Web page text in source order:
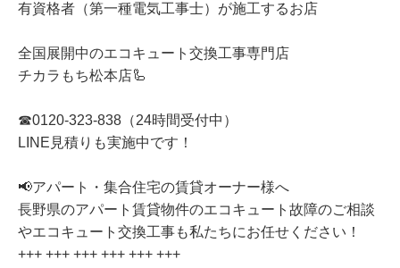
有資格者（第一種電気工事士）が施工するお店
全国展開中のエコキュート交換工事専門店
チカラもち松本店🦾
☎0120-323-838（24時間受付中）
LINE見積りも実施中です！
📢アパート・集合住宅の賃貸オーナー様へ
長野県のアパート賃貸物件のエコキュート故障のご相談
やエコキュート交換工事も私たちにお任せください！
+++ +++ +++ +++ +++ +++